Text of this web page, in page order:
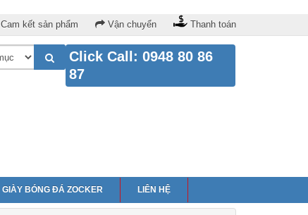
Cam kết sản phẩm Vận chuyển Thanh toán
Click Call: 0948 80 86
87
GIÀY BÓNG ĐÁ ZOCKER LIÊN HỆ